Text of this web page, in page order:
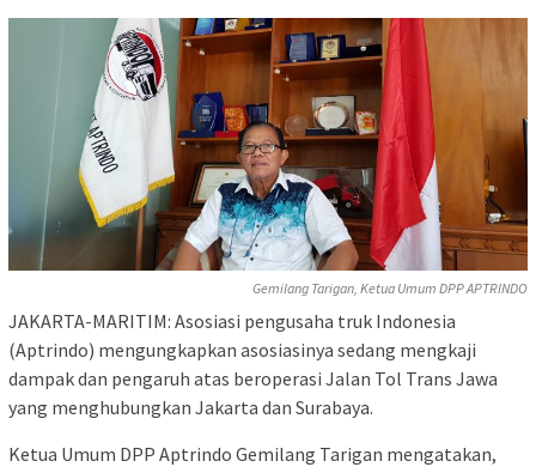
Gemilang Tarigan, Ketua Umum DPP APTRINDO
JAKARTA-MARITIM: Asosiasi pengusaha truk Indonesia
(Aptrindo) mengungkapkan asosiasinya sedang mengkaji
dampak dan pengaruh atas beroperasi Jalan Tol Trans Jawa
yang menghubungkan Jakarta dan Surabaya.
Ketua Umum DPP Aptrindo Gemilang Tarigan mengatakan,